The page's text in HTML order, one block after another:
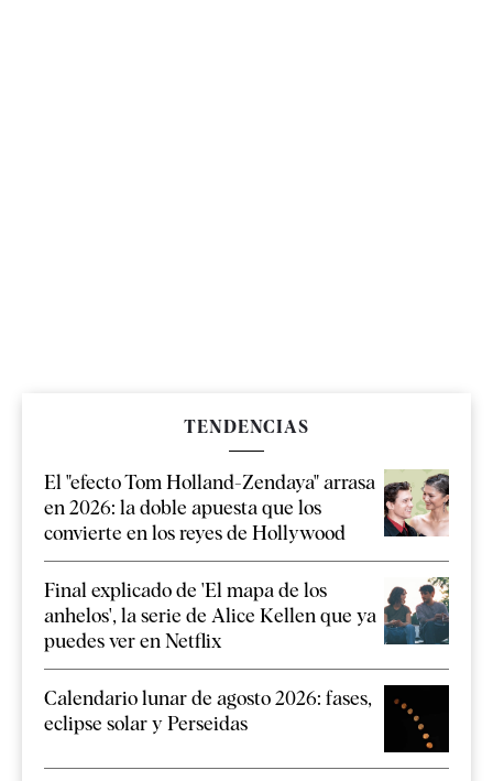
TENDENCIAS
El "efecto Tom Holland-Zendaya" arrasa
en 2026: la doble apuesta que los
convierte en los reyes de Hollywood
Final explicado de 'El mapa de los
anhelos', la serie de Alice Kellen que ya
puedes ver en Netflix
Calendario lunar de agosto 2026: fases,
eclipse solar y Perseidas